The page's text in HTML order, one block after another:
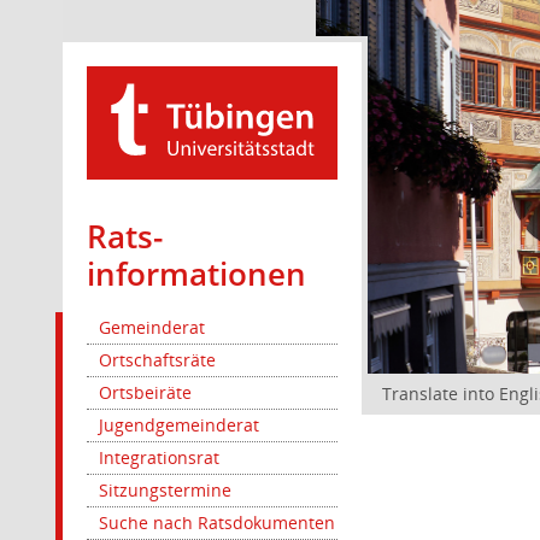
Rats­
informationen
Gemeinderat
Ortschaftsräte
Ortsbeiräte
Jugendgemeinderat
Integrationsrat
Sitzungstermine
Suche nach Ratsdokumenten
Translate into